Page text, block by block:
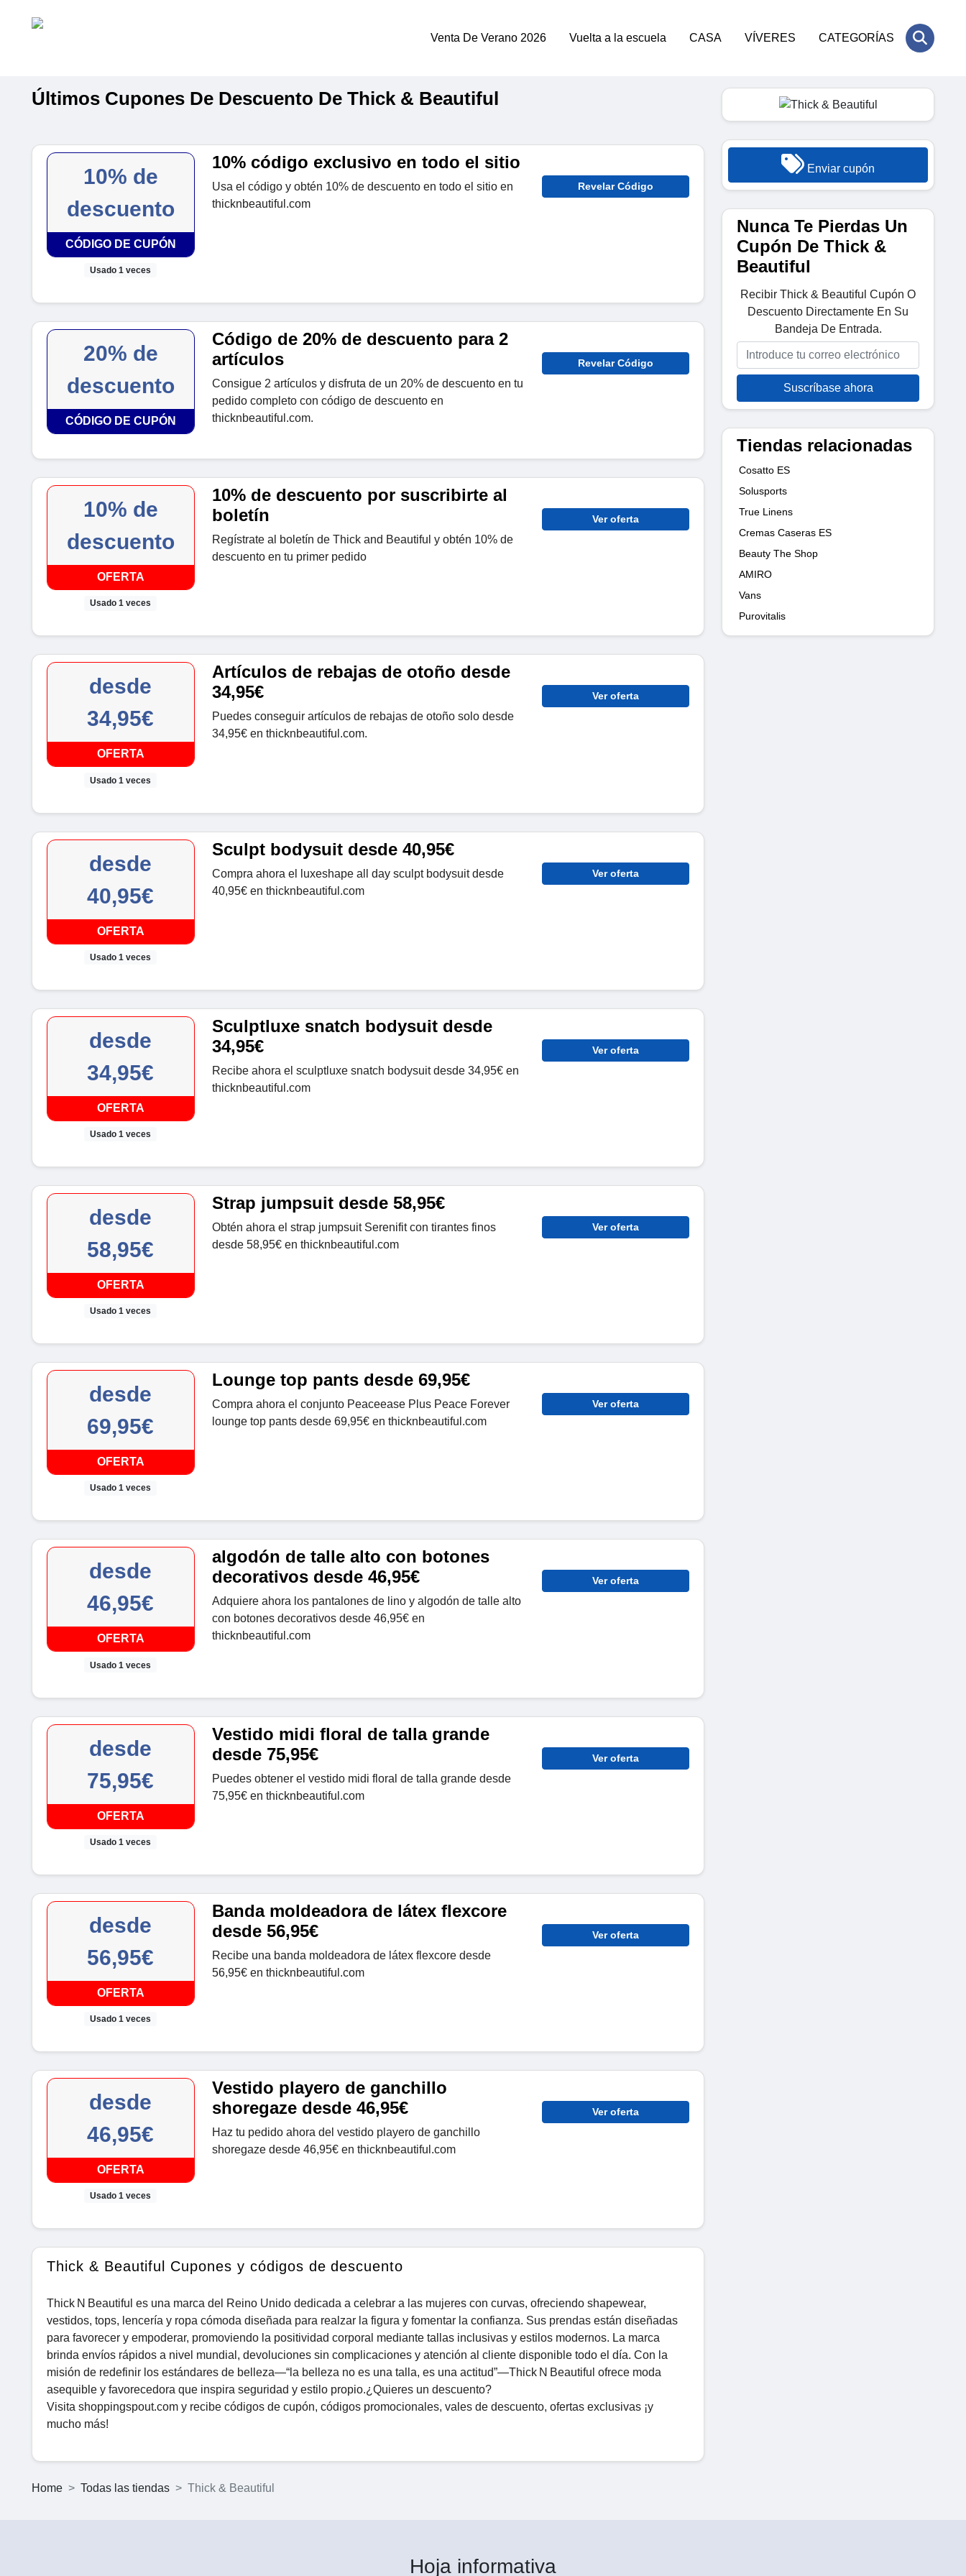
Venta De Verano 2026 Vuelta a la escuela CASA VÍVERES CATEGORÍAS
Últimos Cupones De Descuento De Thick & Beautiful
10% de
descuento
CÓDIGO DE CUPÓN
Usado 1 veces
10% código exclusivo en todo el sitio
Usa el código y obtén 10% de descuento en todo el sitio en
thicknbeautiful.com
Revelar Código
20% de
descuento
CÓDIGO DE CUPÓN
Código de 20% de descuento para 2
artículos
Consigue 2 artículos y disfruta de un 20% de descuento en tu
pedido completo con código de descuento en
thicknbeautiful.com.
Revelar Código
10% de
descuento
OFERTA
Usado 1 veces
10% de descuento por suscribirte al
boletín
Regístrate al boletín de Thick and Beautiful y obtén 10% de
descuento en tu primer pedido
Ver oferta
desde
34,95€
OFERTA
Usado 1 veces
Artículos de rebajas de otoño desde
34,95€
Puedes conseguir artículos de rebajas de otoño solo desde
34,95€ en thicknbeautiful.com.
Ver oferta
desde
40,95€
OFERTA
Usado 1 veces
Sculpt bodysuit desde 40,95€
Compra ahora el luxeshape all day sculpt bodysuit desde
40,95€ en thicknbeautiful.com
Ver oferta
desde
34,95€
OFERTA
Usado 1 veces
Sculptluxe snatch bodysuit desde
34,95€
Recibe ahora el sculptluxe snatch bodysuit desde 34,95€ en
thicknbeautiful.com
Ver oferta
desde
58,95€
OFERTA
Usado 1 veces
Strap jumpsuit desde 58,95€
Obtén ahora el strap jumpsuit Serenifit con tirantes finos
desde 58,95€ en thicknbeautiful.com
Ver oferta
desde
69,95€
OFERTA
Usado 1 veces
Lounge top pants desde 69,95€
Compra ahora el conjunto Peaceease Plus Peace Forever
lounge top pants desde 69,95€ en thicknbeautiful.com
Ver oferta
desde
46,95€
OFERTA
Usado 1 veces
algodón de talle alto con botones
decorativos desde 46,95€
Adquiere ahora los pantalones de lino y algodón de talle alto
con botones decorativos desde 46,95€ en
thicknbeautiful.com
Ver oferta
desde
75,95€
OFERTA
Usado 1 veces
Vestido midi floral de talla grande
desde 75,95€
Puedes obtener el vestido midi floral de talla grande desde
75,95€ en thicknbeautiful.com
Ver oferta
desde
56,95€
OFERTA
Usado 1 veces
Banda moldeadora de látex flexcore
desde 56,95€
Recibe una banda moldeadora de látex flexcore desde
56,95€ en thicknbeautiful.com
Ver oferta
desde
46,95€
OFERTA
Usado 1 veces
Vestido playero de ganchillo
shoregaze desde 46,95€
Haz tu pedido ahora del vestido playero de ganchillo
shoregaze desde 46,95€ en thicknbeautiful.com
Ver oferta
Thick & Beautiful Cupones y códigos de descuento
Thick N Beautiful es una marca del Reino Unido dedicada a celebrar a las mujeres con curvas, ofreciendo shapewear,
vestidos, tops, lencería y ropa cómoda diseñada para realzar la figura y fomentar la confianza. Sus prendas están diseñadas
para favorecer y empoderar, promoviendo la positividad corporal mediante tallas inclusivas y estilos modernos. La marca
brinda envíos rápidos a nivel mundial, devoluciones sin complicaciones y atención al cliente disponible todo el día. Con la
misión de redefinir los estándares de belleza—“la belleza no es una talla, es una actitud”—Thick N Beautiful ofrece moda
asequible y favorecedora que inspira seguridad y estilo propio.¿Quieres un descuento?
Visita shoppingspout.com y recibe códigos de cupón, códigos promocionales, vales de descuento, ofertas exclusivas ¡y
mucho más!
Enviar cupón
Nunca Te Pierdas Un
Cupón De Thick &
Beautiful
Recibir Thick & Beautiful Cupón O
Descuento Directamente En Su
Bandeja De Entrada.
Suscríbase ahora
Tiendas relacionadas
Cosatto ES
Solusports
True Linens
Cremas Caseras ES
Beauty The Shop
AMIRO
Vans
Purovitalis
Home Todas las tiendas Thick & Beautiful
Hoja informativa